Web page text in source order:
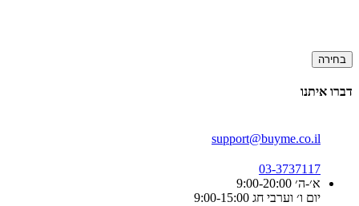
בחירה
דברו איתנו
support@buyme.co.il
03-3737117
א׳-ה׳ 9:00-20:00
יום ו׳ וערבי חג 9:00-15:00